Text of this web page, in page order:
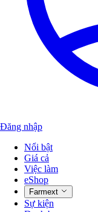
Đăng nhập
Nổi bật
Giá cả
Việc làm
eShop
Farmext
Sự kiện